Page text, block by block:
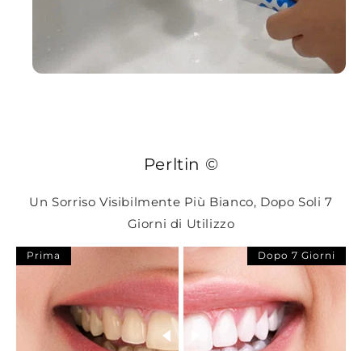
Perltin ©
Un Sorriso Visibilmente Più Bianco, Dopo Soli 7
Giorni di Utilizzo
Prima Dopo 7 Giorni
Dall’aroma forte, fruttato balsamico,
grazie alla presenza nella
composizione dell’olio essenziale di